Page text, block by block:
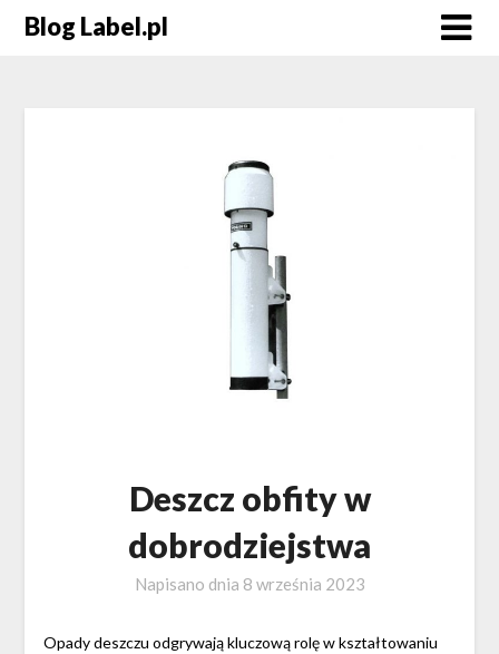
Blog Label.pl
Deszcz obfity w
dobrodziejstwa
Napisano dnia 8 września 2023
Opady deszczu odgrywają kluczową rolę w kształtowaniu